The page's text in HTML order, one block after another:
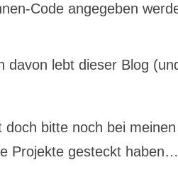
Code angegeben
davon lebt dieser Blog
doch bitte noch bei meinen
Projekte gesteckt haben…